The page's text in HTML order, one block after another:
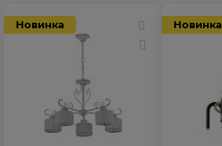
Новинка Новинка